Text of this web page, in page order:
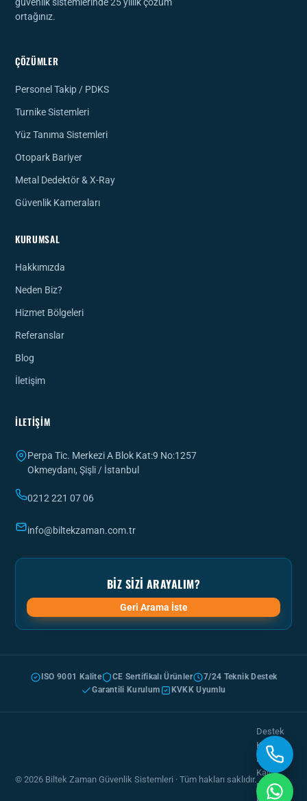
ortağınız.
ÇÖZÜMLER
Personel Takip / PDKS
Turnike Sistemleri
Yüz Tanıma Sistemleri
Otopark Bariyer
Metal Dedektör & X-Ray
Güvenlik Kameraları
KURUMSAL
Hakkımızda
Neden Biz?
Hizmet Bölgeleri
Referanslar
Blog
İletişim
İLETIŞIM
Perpa Tic. Merkezi A Blok Kat:9 No:1257
Okmeydanı, Şişli / İstanbul
0212 221 07 06
info@biltekzaman.com.tr
BIZ SIZI ARAYALIM?
Geri Arama İste
ISO 9001 Kalite CE Sertifikalı Ürünler
7/24 Teknik Destek
Garantili Kurulum
KVKK Uyumlu
© 2026 Biltek Zaman Güvenlik Sistemleri · Tüm hakları saklıdır.
Destek
Kayıt
Formu
Kalite
Politikası